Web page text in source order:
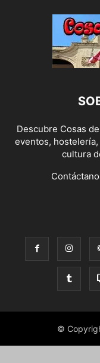
Descubre Cosas
eventos,
cultura
©